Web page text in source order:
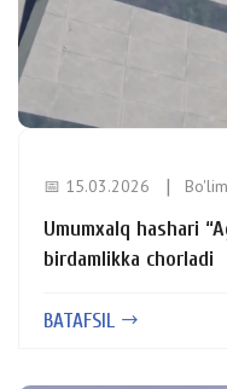
📅 15.03.2026
Umumxalq hashari
birdamlikka chorladi
BATAFSIL